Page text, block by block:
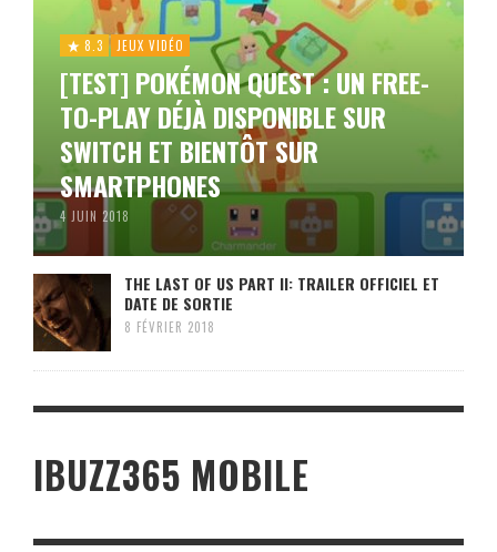
8.3 JEUX VIDÉO
[TEST] POKÉMON QUEST : UN FREE-
TO-PLAY DÉJÀ DISPONIBLE SUR
SWITCH ET BIENTÔT SUR
SMARTPHONES
4 JUIN 2018
THE LAST OF US PART II: TRAILER OFFICIEL ET
DATE DE SORTIE
8 FÉVRIER 2018
IBUZZ365 MOBILE